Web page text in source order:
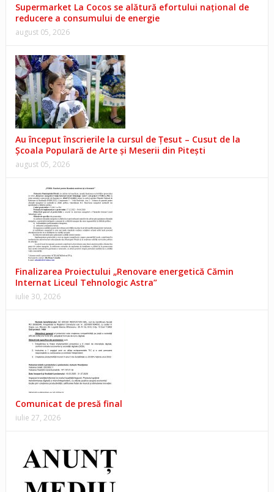
Supermarket La Cocos se alătură efortului național de
reducere a consumului de energie
august 05, 2026
Au început înscrierile la cursul de Țesut – Cusut de la
Școala Populară de Arte și Meserii din Pitești
august 05, 2026
Finalizarea Proiectului „Renovare energetică Cămin
Internat Liceul Tehnologic Astra”
iulie 30, 2026
Comunicat de presă final
iulie 27, 2026